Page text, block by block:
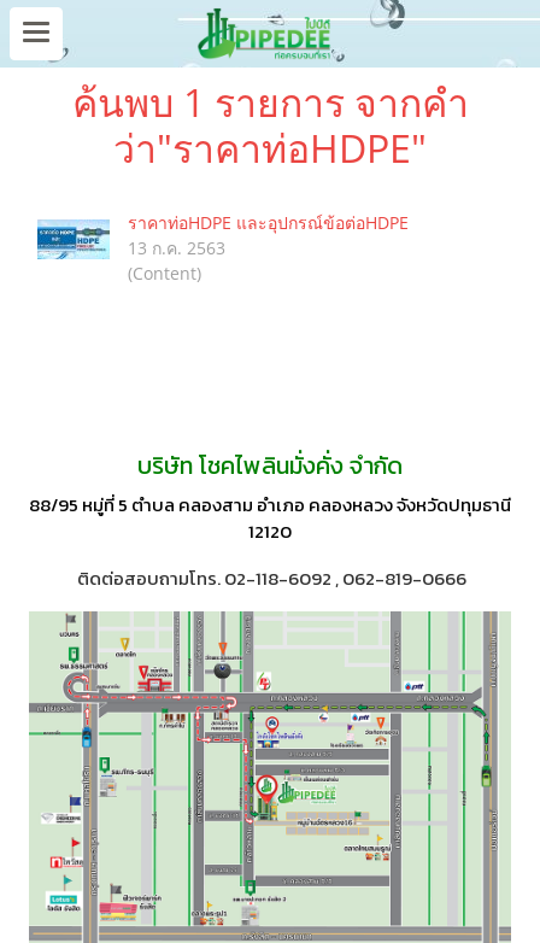
ค้นพบ 1 รายการ จากคำ
ว่า"ราคาท่อHDPE"
ราคาท่อHDPE และอุปกรณ์ข้อต่อHDPE
13 ก.ค. 2563
(Content)
บริษัท โชคไพลินมั่งคั่ง จำกัด
88/95 หมู่ที่ 5 ตำบล คลองสาม อำเภอ คลองหลวง จังหวัดปทุมธานี
12120
ติดต่อสอบถามโทร. 02-118-6092 , 062-819-0666